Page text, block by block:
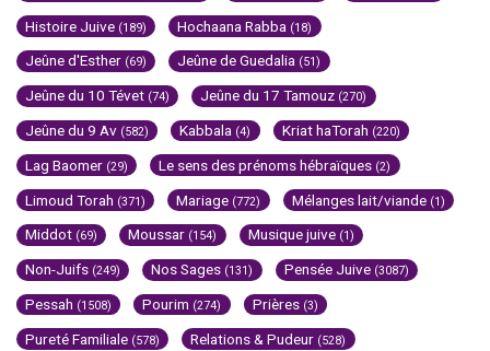
Histoire Juive (189) Hochaana Rabba (18)
Jeûne d'Esther (69) Jeûne de Guedalia (51)
Jeûne du 10 Tévet (74) Jeûne du 17 Tamouz (270)
Jeûne du 9 Av (582) Kabbala (4) Kriat haTorah (220)
Lag Baomer (29) Le sens des prénoms hébraïques (2)
Limoud Torah (371) Mariage (772) Mélanges lait/viande (1)
Middot (69) Moussar (154) Musique juive (1)
Non-Juifs (249) Nos Sages (131) Pensée Juive (3087)
Pessah (1508) Pourim (274) Prières (3)
Pureté Familiale (578) Relations & Pudeur (528)